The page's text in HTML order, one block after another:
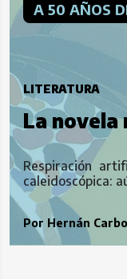
A 50 AÑOS
LITERATURA
La novela
Respiración
caleidoscópica:
Por Hernán